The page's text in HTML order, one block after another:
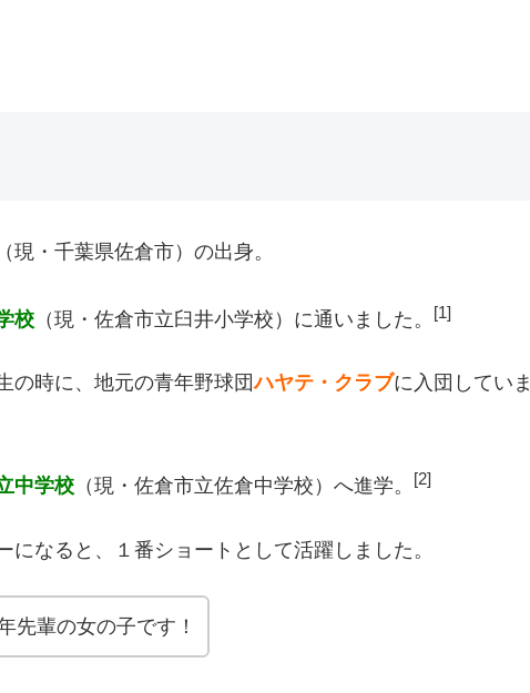
現・千葉県佐倉市）の出身。
校 （現・佐倉市立臼井小学校）に通いました。 [1]
の時に、地元の青年野球団ハヤテ・クラブに入団していま
中学校 （現・佐倉市立佐倉中学校）へ進学。 [2]
になると、１ 番ショートとして活躍しました。
先輩の女の子です！